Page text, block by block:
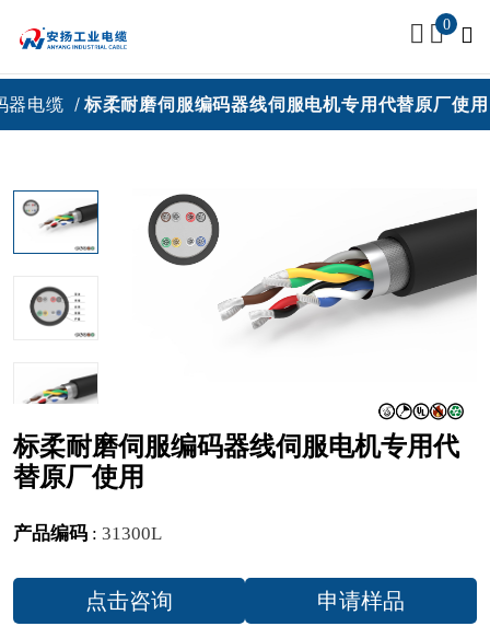
0
缆 标柔耐磨伺服编码器线伺服电机专用代替原厂使用
标柔耐磨伺服编码器线伺服电机专用代
替原厂使用
产品编码 : 31300L
点击咨询 申请样品